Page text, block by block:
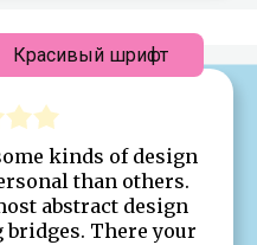
kinds of design
than others.
abstract design
There your
Красивый шрифт